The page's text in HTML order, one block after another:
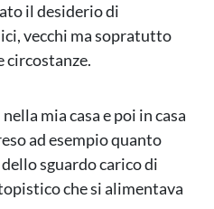
il desiderio di
vecchi ma sopratutto
circostanze.
mia casa e poi in casa
ad esempio quanto
sguardo carico di
che si alimentava